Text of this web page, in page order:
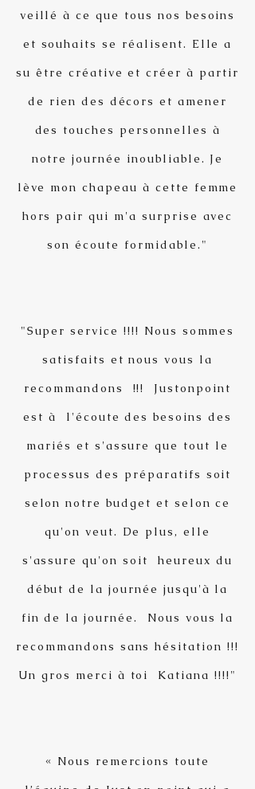
veillé à ce que tous nos besoins
et souhaits se réalisent. Elle a
su être créative et créer à partir
de rien des décors et amener
des touches personnelles à
notre journée inoubliable. Je
lève mon chapeau à cette femme
hors pair qui m'a surprise avec
son écoute formidable."
"Super service !!!! Nous sommes
satisfaits et nous vous la
recommandons !!! Justonpoint
est à l'écoute des besoins des
mariés et s'assure que tout le
processus des préparatifs soit
selon notre budget et selon ce
qu'on veut. De plus, elle
s'assure qu'on soit heureux du
début de la journée jusqu'à la
fin de la journée. Nous vous la
recommandons sans hésitation !!!
Un gros merci à toi Katiana !!!!"
« Nous remercions toute